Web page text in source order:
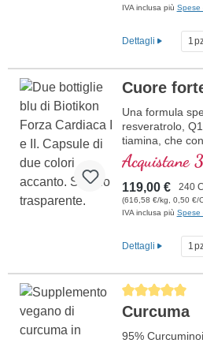
IVA inclusa più Spese
Dettagli
Cuore
Una formula
resveratrolo,
tiamina, che
funzione
2)
Acquistane
119,00 € 240
(616,58 €/kg, 0,50 €/
IVA inclusa più Spese
Dettagli
Average rating of
Curcuma
95%